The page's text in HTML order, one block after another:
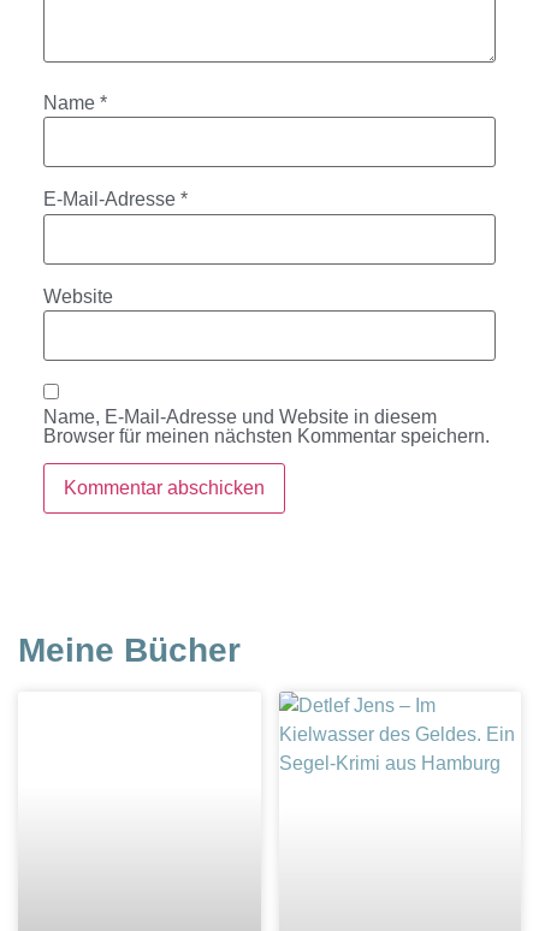
Name *
E-Mail-Adresse *
Website
Name, E-Mail-Adresse und Website in diesem
Browser für meinen nächsten Kommentar speichern.
Meine Bücher